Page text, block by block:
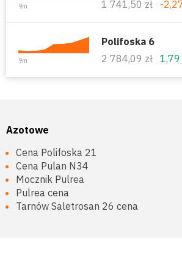
9m
1 741,50 zł
-
9m
Polifoska 6
2 784,09 zł
1,79
Azotowe
Cena Polifoska 21
Cena Pulan N34
Mocznik Pulrea
Pulrea cena
Tarnów Saletrosan 26 cena